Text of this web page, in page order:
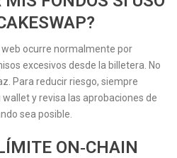
web ocurre normalmente por
excesivos desde la billetera. No
Para reducir riesgo, siempre
y revisa las aprobaciones de
sea posible.
ON‑CHAIN